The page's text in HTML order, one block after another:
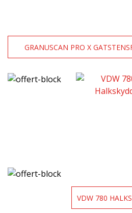
GRANUSCAN PRO X
TRAFIK
VDW 780